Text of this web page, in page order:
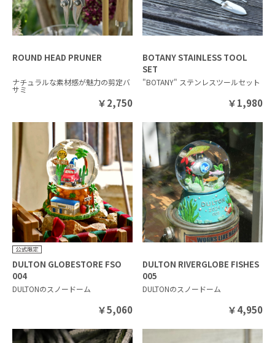
ROUND HEAD PRUNER
ナチュラルな素材感が魅力の剪定バ
サミ
￥2,750
BOTANY STAINLESS TOOL
SET
"BOTANY" ステンレスツールセット
￥1,980
DULTON GLOBESTORE FSO
004
DULTONのスノードーム
￥5,060
DULTON RIVERGLOBE FISHES
005
DULTONのスノードーム
￥4,950